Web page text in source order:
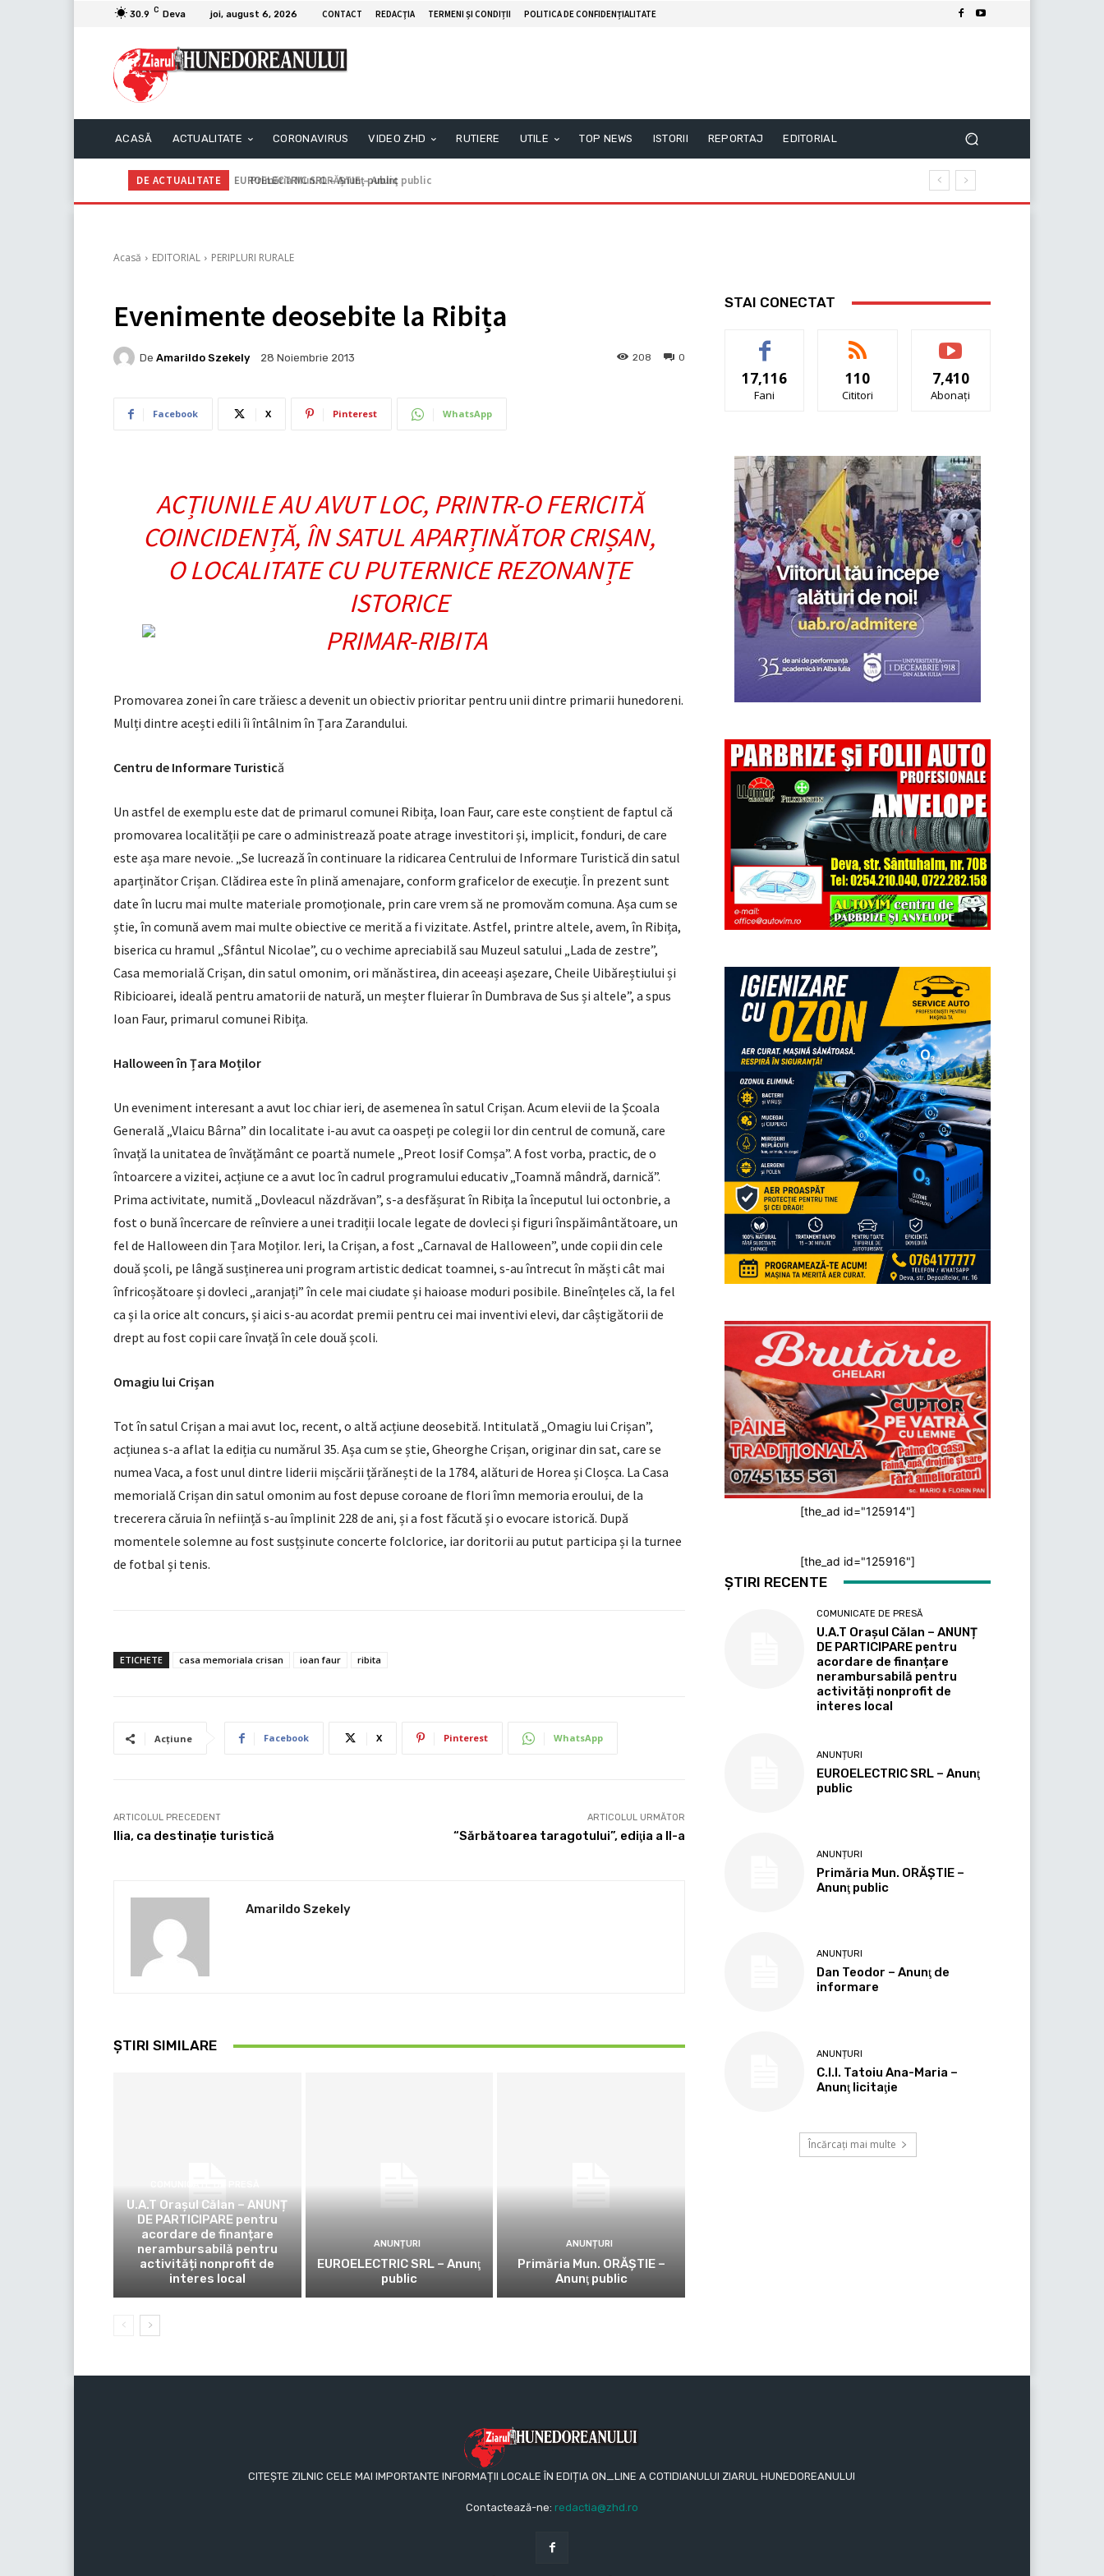
30.9 C Deva joi, august 6, 2026 CONTACT REDACŢIA TERMENI ȘI CONDIȚII POLITICA DE CONFIDENȚIALITATE
ACASĂ ACTUALITATE CORONAVIRUS VIDEO ZHD RUTIERE UTILE TOP NEWS ISTORII REPORTAJ EDITORIAL
DE ACTUALITATE Primăria Mun. ORĂȘTIE – Anunţ public
Acasă EDITORIAL PERIPLURI RURALE
Evenimente deosebite la Ribița
De Amarildo Szekely 28 Noiembrie 2013 0
208
Facebook X Pinterest WhatsApp
ACȚIUNILE AU AVUT LOC, PRINTR-O FERICITĂ
COINCIDENȚĂ, ÎN SATUL APARȚINĂTOR CRIȘAN,
O LOCALITATE CU PUTERNICE REZONANȚE
ISTORICE
Promovarea zonei în care trăiesc a devenit un obiectiv prioritar pentru unii dintre primarii hunedoreni.
Mulți dintre acești edili îi întâlnim în Țara Zarandului.
Centru de Informare Turistică
Un astfel de exemplu este dat de primarul comunei Ribița, Ioan Faur, care este conștient de faptul că
promovarea localității pe care o administrează poate atrage investitori și, implicit, fonduri, de care
este așa mare nevoie. „Se lucrează în continuare la ridicarea Centrului de Informare Turistică din satul
aparținător Crișan. Clădirea este în plină amenajare, conform graficelor de execuție. În prezent sunt
date în lucru mai multe materiale promoționale, prin care vrem să ne promovăm comuna. Așa cum se
știe, în comună avem mai multe obiective ce merită a fi vizitate. Astfel, printre altele, avem, în Ribița,
biserica cu hramul „Sfântul Nicolae”, cu o vechime apreciabilă sau Muzeul satului „Lada de zestre”,
Casa memorială Crișan, din satul omonim, ori mănăstirea, din aceeași așezare, Cheile Uibăreștiului și
Ribicioarei, ideală pentru amatorii de natură, un meșter fluierar în Dumbrava de Sus și altele”, a spus
Ioan Faur, primarul comunei Ribița.
Halloween în Țara Moților
Un eveniment interesant a avut loc chiar ieri, de asemenea în satul Crișan. Acum elevii de la Școala
Generală „Vlaicu Bârna” din localitate i-au avut ca oaspeți pe colegii lor din centrul de comună, care
învață la unitatea de învățământ ce poartă numele „Preot Iosif Comșa”. A fost vorba, practic, de o
întoarcere a vizitei, acțiune ce a avut loc în cadrul programului educativ „Toamnă mândră, darnică”.
Prima activitate, numită „Dovleacul năzdrăvan”, s-a desfășurat în Ribița la începutul lui octonbrie, a
fost o bună încercare de reînviere a unei tradiții locale legate de dovleci și figuri înspăimântătoare, un
fel de Halloween din Țara Moților. Ieri, la Crișan, a fost „Carnaval de Halloween”, unde copii din cele
două școli, pe lângă susținerea uni program artistic dedicat toamnei, s-au întrecut în măști cât mai
înfricoșătoare și dovleci „aranjați” în cele mai ciudate și haioase moduri posibile. Bineînțeles că, la fel
ca și la orice alt concurs, și aici s-au acordat premii pentru cei mai inventivi elevi, dar câștigătorii de
drept au fost copii care învață în cele două școli.
Omagiu lui Crișan
Tot în satul Crișan a mai avut loc, recent, o altă acțiune deosebită. Intitulată „Omagiu lui Crișan”,
acțiunea s-a aflat la ediția cu numărul 35. Așa cum se știe, Gheorghe Crișan, originar din sat, care se
numea Vaca, a fost unul dintre liderii mișcării țărănești de la 1784, alături de Horea și Cloșca. La Casa
memorială Crișan din satul omonim au fost depuse coroane de flori îmn memoria eroului, de la
trecerera căruia în neființă s-au împlinit 228 de ani, și a fost făcută și o evocare istorică. După
momentele solemne au fost susțșinute concerte folclorice, iar doritorii au putut participa și la turnee
de fotbal și tenis.
ETICHETE casa memoriala crisan ioan faur ribita
Acțiune Facebook X Pinterest WhatsApp
ARTICOLUL PRECEDENT
Ilia, ca destinație turistică
ARTICOLUL URMĂTOR
“Sărbătoarea taragotului”, ediţia a II-a
Amarildo Szekely
ȘTIRI SIMILARE
U.A.T Orașul Călan – ANUNȚ
DE PARTICIPARE pentru
acordare de finanțare
nerambursabilă pentru
activități nonprofit de
interes local
ANUNȚURI
EUROELECTRIC SRL – Anunţ
public
ANUNȚURI
Primăria Mun. ORĂȘTIE –
Anunţ public
STAI CONECTAT
17,116
Fani
110
Cititori
7,410
Abonați
[the_ad id="125914"]
[the_ad id="125916"]
ȘTIRI RECENTE
COMUNICATE DE PRESĂ
U.A.T Orașul Călan – ANUNȚ
DE PARTICIPARE pentru
acordare de finanțare
nerambursabilă pentru
activități nonprofit de
interes local
ANUNȚURI
EUROELECTRIC SRL – Anunţ
public
ANUNȚURI
Primăria Mun. ORĂȘTIE –
Anunţ public
ANUNȚURI
Dan Teodor – Anunţ de
informare
ANUNȚURI
C.I.I. Tatoiu Ana-Maria –
Anunţ licitaţie
Încărcați mai multe
CITEȘTE ZILNIC CELE MAI IMPORTANTE INFORMAȚII LOCALE ÎN EDIȚIA ON_LINE A COTIDIANULUI ZIARUL HUNEDOREANULUI
Contactează-ne: redactia@zhd.ro